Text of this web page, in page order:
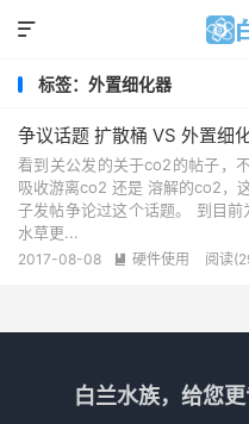

标签：外置细化器
争议话题 扩散桶 VS 外置细
看到关公发的关于co2的帖子，
吸收游离co2 还是 溶解的co2，
子发帖争论过这个话题。 到目
水草更...
2017-08-08  硬件使用 阅读(
白兰水族，给您